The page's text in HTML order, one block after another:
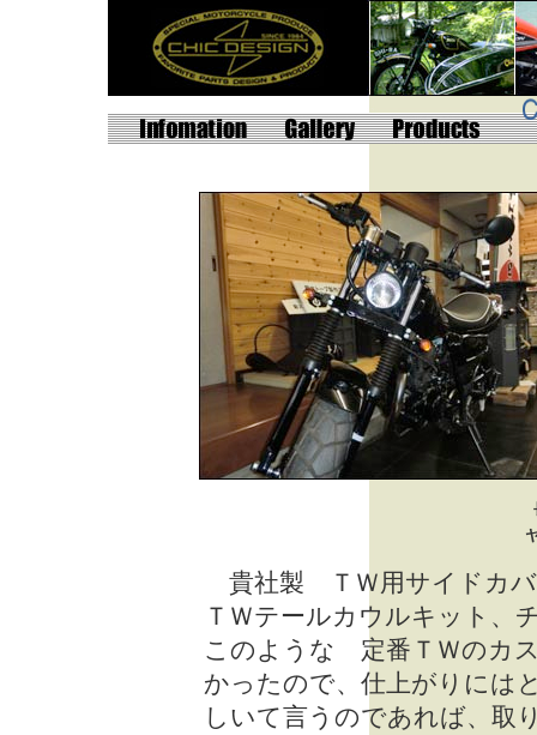
貴社製 ＴＷ用サイドカバ
ＴＷテールカウルキット、
このような 定番ＴＷのカ
かったので、仕上がりには
しいて言うのであれば、取